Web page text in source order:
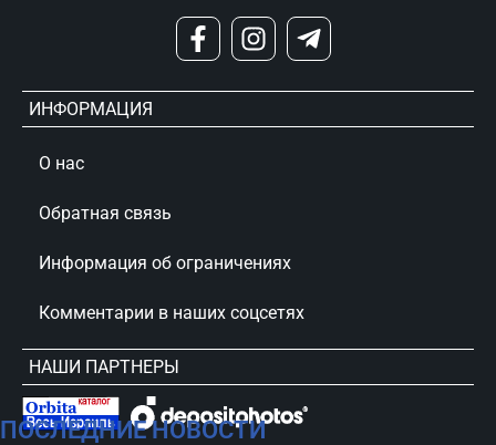
ПОСЛЕДНИЕ НОВОСТИ
ИНФОРМАЦИЯ
О нас
Обратная связь
Информация об ограничениях
Комментарии в наших соцсетях
НАШИ ПАРТНЕРЫ